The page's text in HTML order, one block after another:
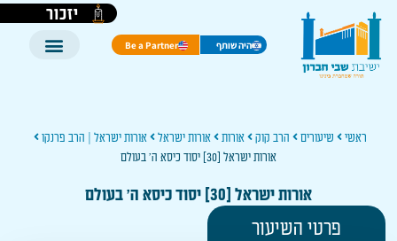
יזכור
היה שותף Be a Partner
ראשי שיעורים הרב קוק אורות אורות ישראל
אורות ישראל | הרב פרנקו
אורות ישראל [30] יסוד כיסא ה' בעולם
אורות ישראל [30] יסוד כיסא ה' בעולם
פרטי השיעור